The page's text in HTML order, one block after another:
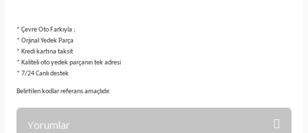
* Çevre Oto Farkıyla ;
* Orjinal Yedek Parça
* Kredi kartına taksit
* Kaliteli oto yedek parçanın tek adresi
* 7/24 Canlı destek
Belirtilen kodlar referans amaçlıdır.
Yorumlar